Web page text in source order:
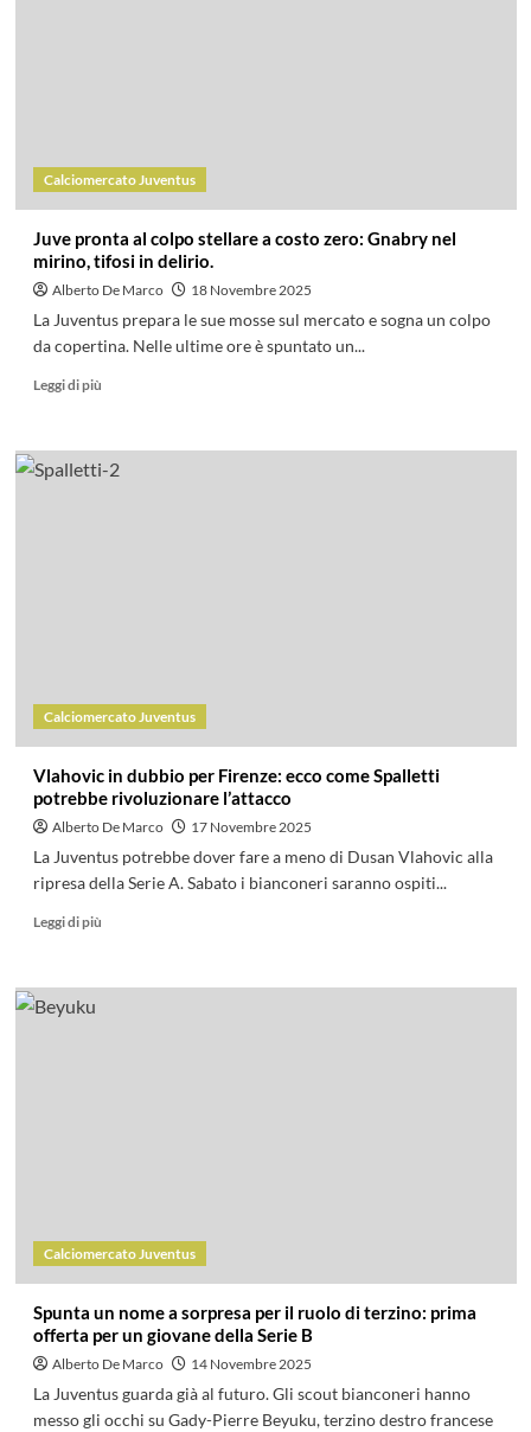
Calciomercato Juventus
Juve pronta al colpo stellare a costo zero: Gnabry nel
mirino, tifosi in delirio.
Alberto De Marco 18 Novembre 2025
La Juventus prepara le sue mosse sul mercato e sogna un colpo
da copertina. Nelle ultime ore è spuntato un...
Leggi di più
Calciomercato Juventus
Vlahovic in dubbio per Firenze: ecco come Spalletti
potrebbe rivoluzionare l’attacco
Alberto De Marco 17 Novembre 2025
La Juventus potrebbe dover fare a meno di Dusan Vlahovic alla
ripresa della Serie A. Sabato i bianconeri saranno ospiti...
Leggi di più
Calciomercato Juventus
Spunta un nome a sorpresa per il ruolo di terzino: prima
offerta per un giovane della Serie B
Alberto De Marco 14 Novembre 2025
La Juventus guarda già al futuro. Gli scout bianconeri hanno
messo gli occhi su Gady-Pierre Beyuku, terzino destro francese